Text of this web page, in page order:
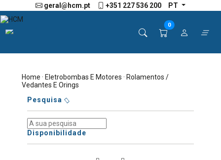
geral@hcm.pt +351 227 536 200 PT
0
Home ·Eletrobombas E Motores · Rolamentos /
Vedantes E Orings
Pesquisa
Disponibilidade